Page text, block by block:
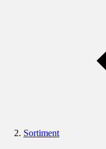
Sortiment